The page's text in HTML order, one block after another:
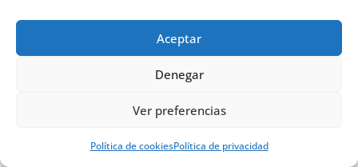
Aceptar
Denegar
Ver preferencias
Política de cookiesPolítica de privacidad
de la adquisición dehardware.